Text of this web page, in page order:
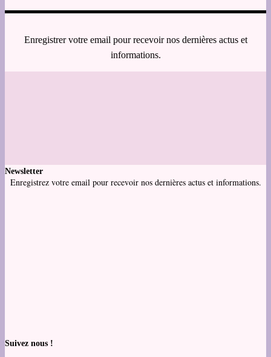
Enregistrer votre email pour recevoir nos dernières actus et
informations.
Newsletter
Enregistrez votre email pour recevoir nos dernières actus et informations.
Suivez nous !